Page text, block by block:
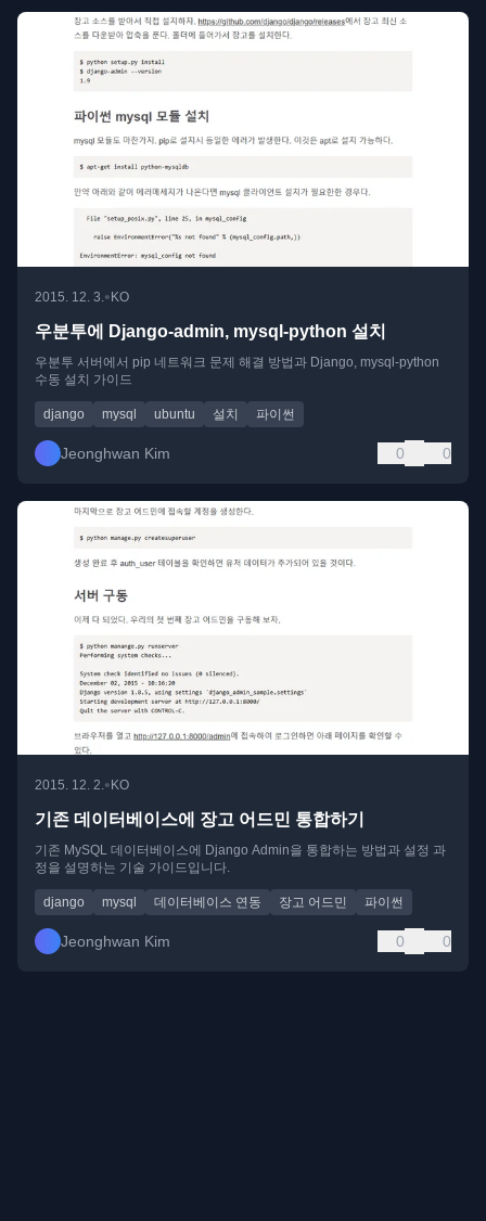
2015. 12. 3. •KO
우분투에 Django-admin, mysql-python 설치
우분투 서버에서 pip 네트워크 문제 해결 방법과 Django, mysql-python
수동 설치 가이드
django mysql ubuntu 설치 파이썬
Jeonghwan Kim 0 0
2015. 12. 2.• KO
기존 데이터베이스에 장고 어드민 통합하기
기존 MySQL 데이터베이스에 Django Admin을 통합하는 방법과 설정 과
정을 설명하는 기술 가이드입니다.
django mysql 데이터베이스 연동 장고 어드민 파이썬
Jeonghwan Kim 0 0